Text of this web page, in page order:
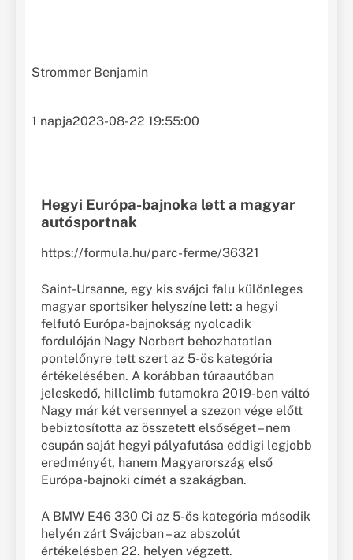
Strommer Benjamin
1 napja2023-08-22 19:55:00
Hegyi Európa-bajnoka lett a magyar
autósportnak
https://formula.hu/parc-ferme/36321
Saint-Ursanne, egy kis svájci falu különleges
magyar sportsiker helyszíne lett: a hegyi
felfutó Európa-bajnokság nyolcadik
fordulóján Nagy Norbert behozhatatlan
pontelőnyre tett szert az 5-ös kategória
értékelésében. A korábban túraautóban
jeleskedő, hillclimb futamokra 2019-ben váltó
Nagy már két versennyel a szezon vége előtt
bebiztosította az összetett elsőséget – nem
csupán saját hegyi pályafutása eddigi legjobb
eredményét, hanem Magyarország első
Európa-bajnoki címét a szakágban.
A BMW E46 330 Ci az 5-ös kategória második
helyén zárt Svájcban – az abszolút
értékelésben 22. helyen végzett.